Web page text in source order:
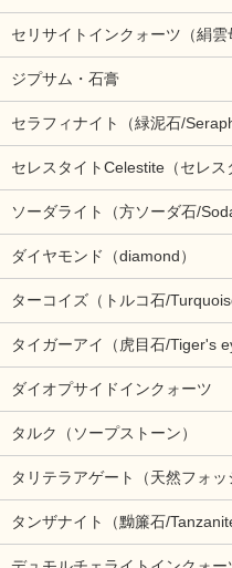
セリサイトインクォーツ（絹雲
ジプサム・石膏
セラフィナイト（緑泥石/
セレスタイトCelestite（セレス
ソーダライト（方ソーダ石/
ダイヤモンド（diamond）
ターコイズ（トルコ石/
タイガーアイ（虎目石/Tiger's
ダイオプサイドインクォーツ
タルク（ソープストーン）
タリテラアゲート（天然フォッ
タンザナイト（黝簾石/